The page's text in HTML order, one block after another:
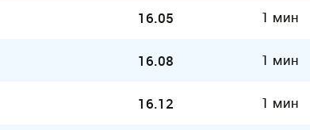
16.05 1 мин
16.08 1 мин
16.12 1 мин